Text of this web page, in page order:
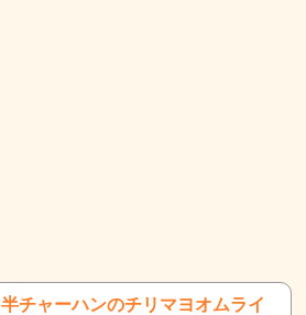
半チャーハンのチリマヨオムライ